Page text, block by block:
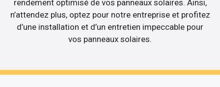
rendement optimisé de vos panneaux solaires. Ainsi,
n’attendez plus, optez pour notre entreprise et profitez
d’une installation et d’un entretien impeccable pour
vos panneaux solaires.